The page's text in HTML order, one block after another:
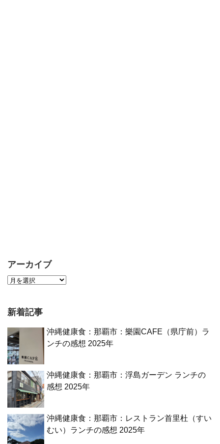
アーカイブ
新着記事
沖縄健康食：那覇市：樂園CAFE（県庁前）ラ
ンチの感想 2025年
沖縄健康食：那覇市：浮島ガーデン ランチの
感想 2025年
沖縄健康食：那覇市：レストラン首里杜（すい
むい）ランチの感想 2025年